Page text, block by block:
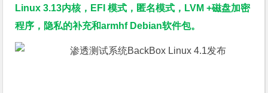
Linux 3.13内核，EFI 模式，匿名模式，LVM +磁盘加密
程序，隐私的补充和armhf Debian软件包。